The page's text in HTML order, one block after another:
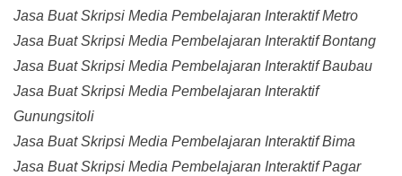
Jasa Buat Skripsi Media Pembelajaran Interaktif Metro
Jasa Buat Skripsi Media Pembelajaran Interaktif Bontang
Jasa Buat Skripsi Media Pembelajaran Interaktif Baubau
Jasa Buat Skripsi Media Pembelajaran Interaktif
Gunungsitoli
Jasa Buat Skripsi Media Pembelajaran Interaktif Bima
Jasa Buat Skripsi Media Pembelajaran Interaktif Pagar